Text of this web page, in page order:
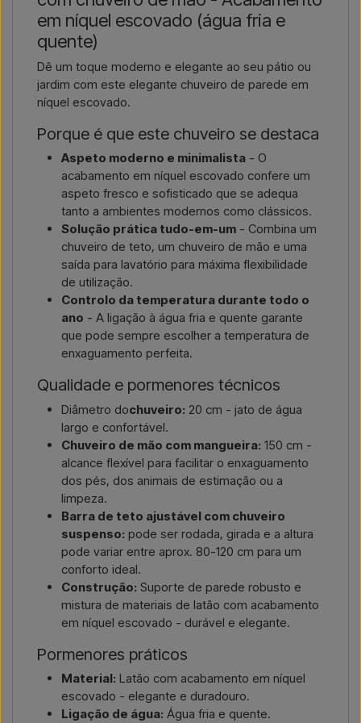
Contactar por email →
em níquel escovado (água fria e
quente)
Dê um toque moderno e elegante ao seu pátio ou
jardim com este elegante chuveiro de parede em
níquel escovado.
Porque é que este chuveiro se destaca
Aspeto moderno e minimalista - O
acabamento em níquel escovado confere um
aspeto fresco e sofisticado que se adequa
tanto a ambientes modernos como clássicos.
Solução prática tudo-em-um - Combina um
chuveiro de teto, um chuveiro de mão e uma
saída para lavatório para máxima flexibilidade
de utilização.
Controlo da temperatura durante todo o
ano - A ligação à água fria e quente garante
que pode sempre escolher a temperatura de
enxaguamento perfeita.
Qualidade e pormenores técnicos
Diâmetro dochuveiro: 20 cm - jato de água
largo e confortável.
Chuveiro de mão com mangueira: 150 cm -
alcance flexível para facilitar o enxaguamento
dos pés, dos animais de estimação ou a
limpeza.
Barra de teto ajustável com chuveiro
suspenso: pode ser rodada, girada e a altura
pode variar entre aprox. 80-120 cm para um
conforto ideal.
Construção: Suporte de parede robusto e
mistura de materiais de latão com acabamento
em níquel escovado - durável e elegante.
Pormenores práticos
Material: Latão com acabamento em níquel
escovado - elegante e duradouro.
Ligação de água: Água fria e quente.